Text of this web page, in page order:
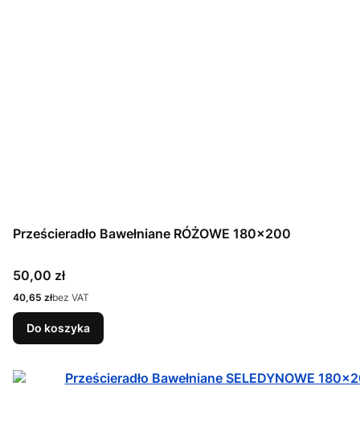
Prześcieradło Bawełniane RÓŻOWE 180x200
Cena
50,00 zł
Cena
40,65 złbez VAT
Do koszyka